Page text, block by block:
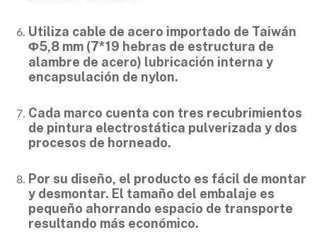
Utiliza cable de acero importado de Taiwán
Φ5,8 mm (7*19 hebras de estructura de
alambre de acero) lubricación interna y
encapsulación de nylon.
Cada marco cuenta con tres recubrimientos
de pintura electrostática pulverizada y dos
procesos de horneado.
Por su diseño, el producto es fácil de montar
y desmontar. El tamaño del embalaje es
pequeño ahorrando espacio de transporte
resultando más económico.